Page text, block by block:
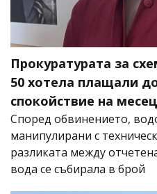
Прокуратурата за
50 хотела плащали
спокойствие на месец
Според обвинението,
манипулирани с
разликата между
вода се събирала в брой